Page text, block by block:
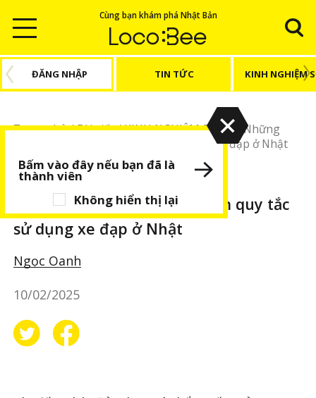
Cùng bạn khám phá Nhật Bản
ĐĂNG NHẬP TIN TỨC KINH NGHIỆM
Trang chủ/Bài viết/KINH NGHIỆM SỐNG/ Những
mức phạt khi vi phạm quy tắc sử dụng xe đạp ở Nhật
KINH NGHIỆM SỐNG BÀI VIẾT NỔI BẬT
Những mức phạt khi vi phạm quy tắc
sử dụng xe đạp ở Nhật
Ngọc Oanh
10/02/2025
Không hiển thị lại
Bấm vào đây nếu bạn đã là
thành viên